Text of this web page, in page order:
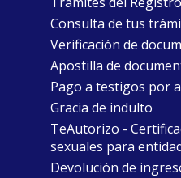
Consulta de tus
Verificación de
Apostilla de
Pago a testigos por
Gracia de indulto
TeAutorizo -
sexuales para
Devolución de